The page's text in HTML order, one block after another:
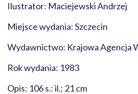
Ilustrator: Maciejewski Andrzej
Miejsce wydania: Szczecin
Wydawnictwo: Krajowa Agencja
Rok wydania: 1983
Opis: 106 s.: il.; 21 cm